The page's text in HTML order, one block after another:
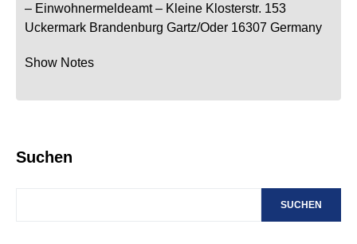
– Einwohnermeldeamt – Kleine Klosterstr. 153
Uckermark Brandenburg Gartz/Oder 16307 Germany
Show Notes
Suchen
SUCHEN